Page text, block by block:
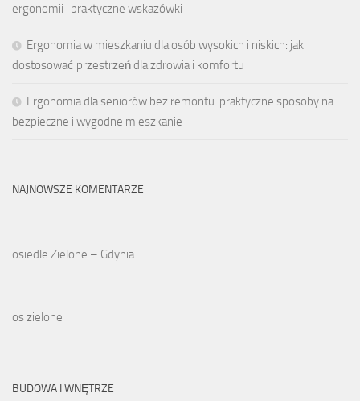
ergonomii i praktyczne wskazówki
Ergonomia w mieszkaniu dla osób wysokich i niskich: jak
dostosować przestrzeń dla zdrowia i komfortu
Ergonomia dla seniorów bez remontu: praktyczne sposoby na
bezpieczne i wygodne mieszkanie
NAJNOWSZE KOMENTARZE
osiedle Zielone – Gdynia
os zielone
BUDOWA I WNĘTRZE